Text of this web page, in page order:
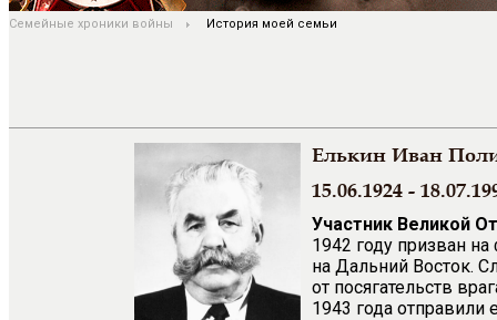
Семейные хроники войны История моей семьи
Елькин Иван
15.06.1924 -
Участник Великой
1942 году призван
на Дальний Восток.
от посягательств
1943 года